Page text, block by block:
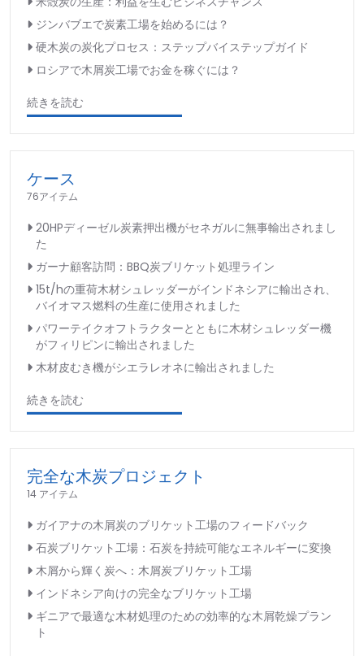
ジンバブエで炭素工場を始めるには？
硬木炭の炭化プロセス：ステップバイステップガイド
ロシアで木屑炭工場でお金を稼ぐには？
続きを読む
ケース
76アイテム
20HPディーゼル炭素押出機がセネガルに無事輸出されまし
た
ガーナ顧客訪問：BBQ炭ブリケット処理ライン
15t/hの重荷木材シュレッダーがインドネシアに輸出され、
バイオマス燃料の生産に使用されました
パワーテイクオフトラクターとともに木材シュレッダー機
がフィリピンに輸出されました
木材皮むき機がシエラレオネに輸出されました
続きを読む
完全な木炭プロジェクト
14 アイテム
ガイアナの木屑炭のブリケット工場のフィードバック
石炭ブリケット工場：石炭を持続可能なエネルギーに変換
木屑から輝く炭へ：木屑炭ブリケット工場
インドネシア向けの完全なブリケット工場
ギニアで最適な木材処理のための効率的な木屑乾燥プラン
ト